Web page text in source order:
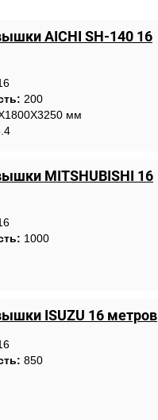
AICHI SH-140 16
200
мм
MITSHUBISHI 16
1000
ISUZU 16 метрoв
850